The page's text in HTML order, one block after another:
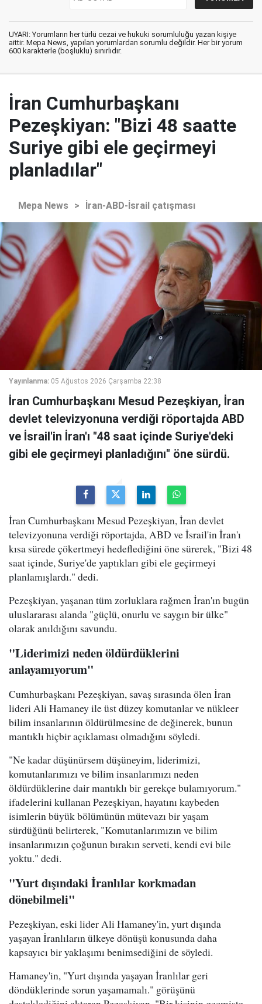
UYARI: Yorumların her türlü cezai ve hukuki sorumluluğu yazan kişiye
aittir. Mepa News, yapılan yorumlardan sorumlu değildir. Her bir yorum
600 karakterle (boşluklu) sınırlıdır.
İran Cumhurbaşkanı
Pezeşkiyan: "Bizi 48 saatte
Suriye gibi ele geçirmeyi
planladılar"
Mepa News > İran-ABD-İsrail çatışması
Yayınlanma: 05 Ağustos 2026 Çarşamba 22:38
İran Cumhurbaşkanı Mesud Pezeşkiyan, İran
devlet televizyonuna verdiği röportajda ABD
ve İsrail'in İran'ı "48 saat içinde Suriye'deki
gibi ele geçirmeyi planladığını" öne sürdü.
İran Cumhurbaşkanı Mesud Pezeşkiyan, İran devlet
televizyonuna verdiği röportajda, ABD ve İsrail'in İran'ı
kısa sürede çökertmeyi hedeflediğini öne sürerek, "Bizi 48
saat içinde, Suriye'de yaptıkları gibi ele geçirmeyi
planlamışlardı." dedi.
Pezeşkiyan, yaşanan tüm zorluklara rağmen İran'ın bugün
uluslararası alanda "güçlü, onurlu ve saygın bir ülke"
olarak anıldığını savundu.
"Liderimizi neden öldürdüklerini
anlayamıyorum"
Cumhurbaşkanı Pezeşkiyan, savaş sırasında ölen İran
lideri Ali Hamaney ile üst düzey komutanlar ve nükleer
bilim insanlarının öldürülmesine de değinerek, bunun
mantıklı hiçbir açıklaması olmadığını söyledi.
"Ne kadar düşünürsem düşüneyim, liderimizi,
komutanlarımızı ve bilim insanlarımızı neden
öldürdüklerine dair mantıklı bir gerekçe bulamıyorum."
ifadelerini kullanan Pezeşkiyan, hayatını kaybeden
isimlerin büyük bölümünün mütevazı bir yaşam
sürdüğünü belirterek, "Komutanlarımızın ve bilim
insanlarımızın çoğunun bırakın serveti, kendi evi bile
yoktu." dedi.
"Yurt dışındaki İranlılar korkmadan
dönebilmeli"
Pezeşkiyan, eski lider Ali Hamaney'in, yurt dışında
yaşayan İranlıların ülkeye dönüşü konusunda daha
kapsayıcı bir yaklaşımı benimsediğini de söyledi.
Hamaney'in, "Yurt dışında yaşayan İranlılar geri
döndüklerinde sorun yaşamamalı." görüşünü